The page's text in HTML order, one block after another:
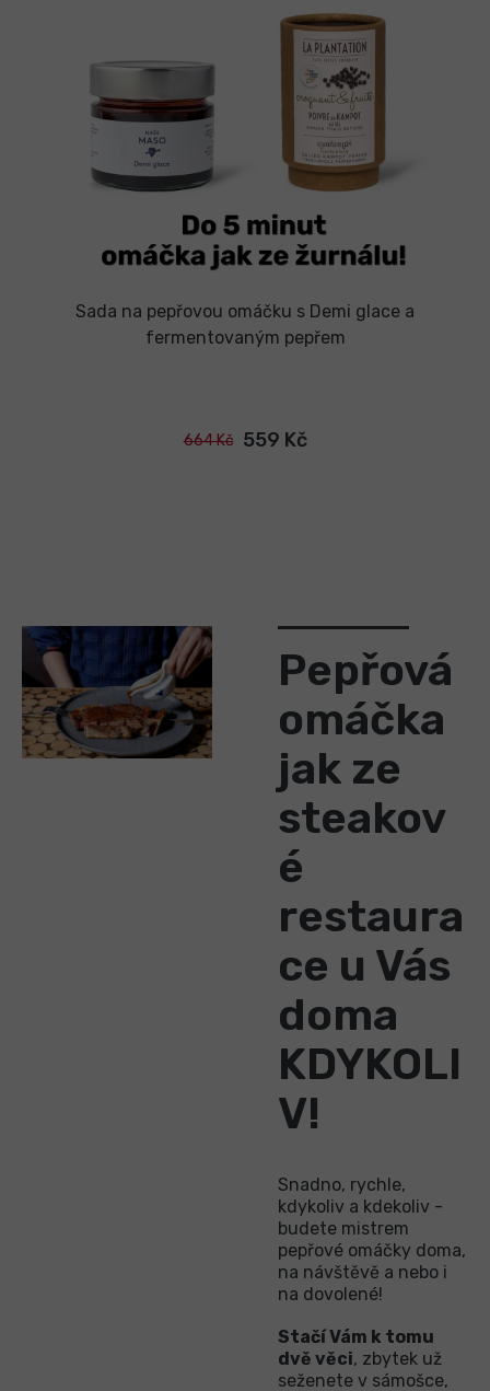
Sada na pepřovou omáčku s Demi glace a
fermentovaným pepřem
664 Kč 559 Kč
Pepřová
omáčka
jak ze
steakov
é
restaura
ce u Vás
doma
KDYKOLI
V!
Snadno, rychle,
kdykoliv a kdekoliv -
budete mistrem
pepřové omáčky doma,
na návštěvě a nebo i
na dovolené!
Stačí Vám k tomu
dvě věci, zbytek už
seženete v sámošce,